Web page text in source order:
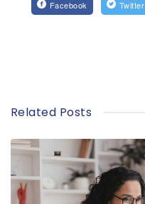
Facebook Twitter
Related Posts